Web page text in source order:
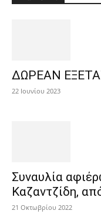
ΔΩΡΕΑΝ
22 Ιουνίου 2023
Συναυλία
Καζαντζίδη,
21 Οκτωβρίου 2022